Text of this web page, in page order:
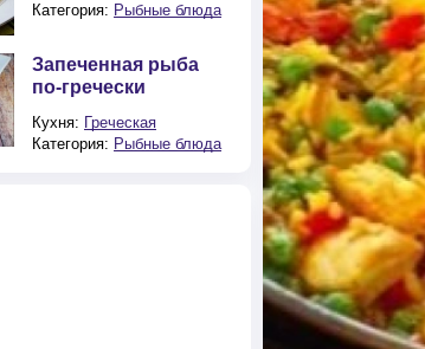
Категория: Рыбные блюда
Запеченная рыба
по-гречески
Кухня: Греческая
Категория: Рыбные блюда